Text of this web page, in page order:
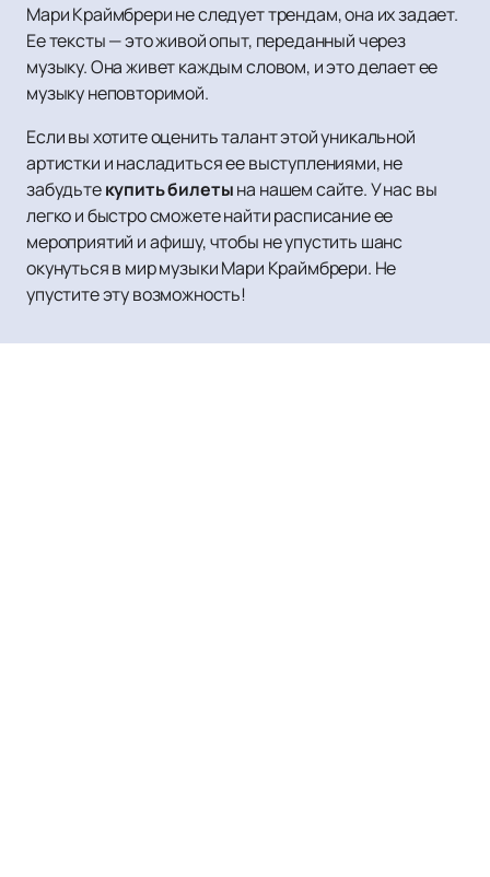
Мари Краймбрери не следует трендам, она их задает.
Ее тексты — это живой опыт, переданный через
музыку. Она живет каждым словом, и это делает ее
музыку неповторимой.
Если вы хотите оценить талант этой уникальной
артистки и насладиться ее выступлениями, не
забудьтекупить билетына нашем сайте. У нас вы
легко и быстро сможете найти расписание ее
мероприятий и афишу, чтобы не упустить шанс
окунуться в мир музыки Мари Краймбрери. Не
упустите эту возможность!